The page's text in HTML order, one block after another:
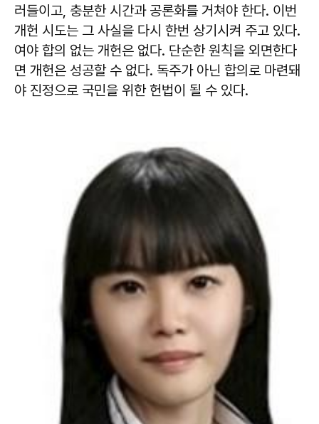
러들이고, 충분한 시간과 공론화를 거쳐야 한다. 이번
개헌 시도는 그 사실을 다시 한번 상기시켜 주고 있다.
여야 합의 없는 개헌은 없다. 단순한 원칙을 외면한다
면 개헌은 성공할 수 없다. 독주가 아닌 합의로 마련돼
야 진정으로 국민을 위한 헌법이 될 수 있다.